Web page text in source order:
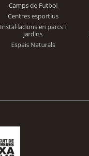
Camps de Futbol
Centres esportius
Instal·lacions en parcs i
jardins
Espais Naturals